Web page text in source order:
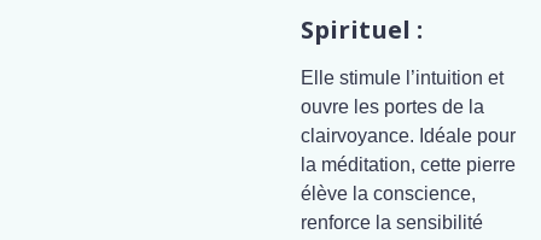
Spirituel :
Elle stimule l’intuition et
ouvre les portes de la
clairvoyance. Idéale pour
la méditation, cette pierre
élève la conscience,
renforce la sensibilité